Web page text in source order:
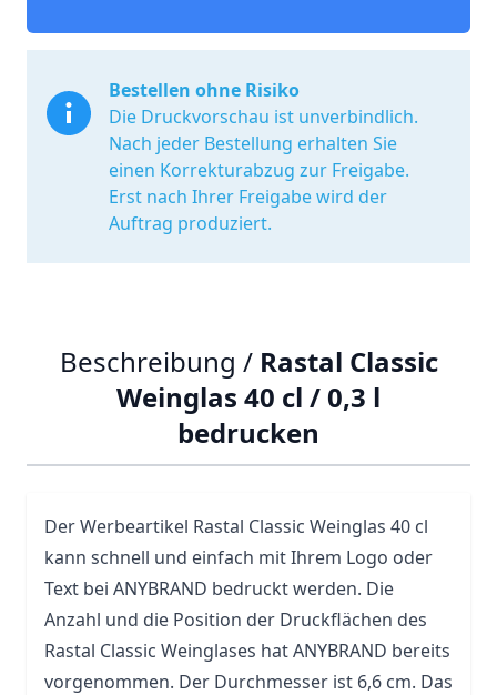
Bestellen ohne Risiko
Die Druckvorschau ist unverbindlich.
Nach jeder Bestellung erhalten Sie
einen Korrekturabzug zur Freigabe.
Erst nach Ihrer Freigabe wird der
Auftrag produziert.
Beschreibung / Rastal Classic
Weinglas 40 cl / 0,3 l
bedrucken
Der Werbeartikel Rastal Classic Weinglas 40 cl
kann schnell und einfach mit Ihrem Logo oder
Text bei ANYBRAND bedruckt werden. Die
Anzahl und die Position der Druckflächen des
Rastal Classic Weinglases hat ANYBRAND bereits
vorgenommen. Der Durchmesser ist 6,6 cm. Das